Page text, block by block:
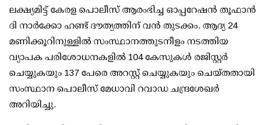
ലക്ഷ്യമിട്ട് കേരള പൊലീസ് ആരംഭിച്ച ഓപ്പറേഷന്‍ തൂഫാന്‍
ദി നാര്‍ക്കോ ഹണ്ട് ദൗത്യത്തിന് വന്‍ തുടക്കം. ആദ്യ 24
മണിക്കൂറിനുള്ളില്‍ സംസ്ഥാനത്തുടനീളം നടത്തിയ
വ്യാപക പരിശോധനകളില്‍ 104 കേസുകള്‍ രജിസ്റ്റര്‍
ചെയ്യുകയും 137 പേരെ അറസ്റ്റ് ചെയ്യുകയും ചെയ്തതായി
സംസ്ഥാന പൊലീസ് മേധാവി റവാഡ ചന്ദ്രശേഖര്‍
അറിയിച്ചു.